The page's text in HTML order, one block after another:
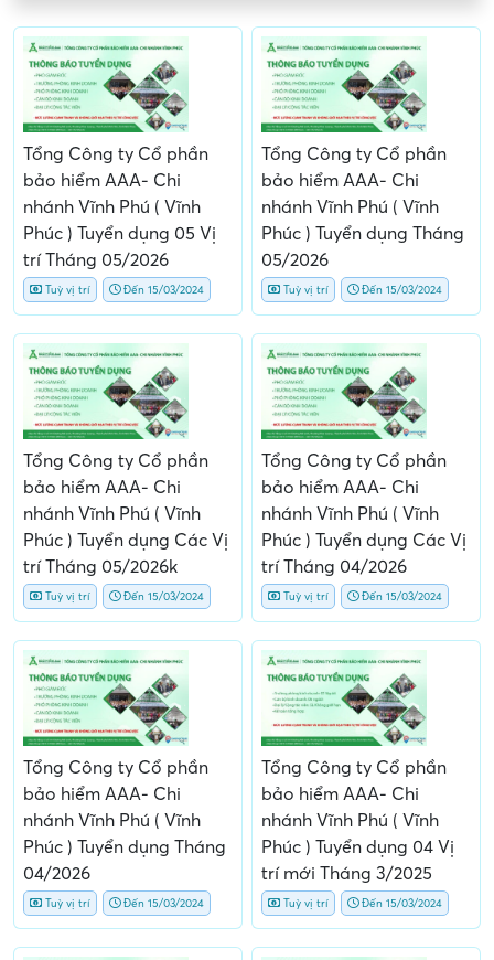
Tổng Công ty Cổ phần
bảo hiểm AAA- Chi
nhánh Vĩnh Phú ( Vĩnh
Phúc ) Tuyển dụng 05 Vị
trí Tháng 05/2026
Tuỳ vị trí Đến 15/03/2024
Tổng Công ty Cổ phần
bảo hiểm AAA- Chi
nhánh Vĩnh Phú ( Vĩnh
Phúc ) Tuyển dụng Tháng
05/2026
Tuỳ vị trí Đến 15/03/2024
Tổng Công ty Cổ phần
bảo hiểm AAA- Chi
nhánh Vĩnh Phú ( Vĩnh
Phúc ) Tuyển dụng Các Vị
trí Tháng 05/2026k
Tuỳ vị trí Đến 15/03/2024
Tổng Công ty Cổ phần
bảo hiểm AAA- Chi
nhánh Vĩnh Phú ( Vĩnh
Phúc ) Tuyển dụng Các Vị
trí Tháng 04/2026
Tuỳ vị trí Đến 15/03/2024
Tổng Công ty Cổ phần
bảo hiểm AAA- Chi
nhánh Vĩnh Phú ( Vĩnh
Phúc ) Tuyển dụng Tháng
04/2026
Tuỳ vị trí Đến 15/03/2024
Tổng Công ty Cổ phần
bảo hiểm AAA- Chi
nhánh Vĩnh Phú ( Vĩnh
Phúc ) Tuyển dụng 04 Vị
trí mới Tháng 3/2025
Tuỳ vị trí Đến 15/03/2024